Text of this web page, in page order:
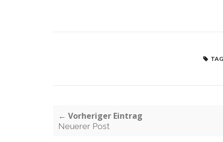
← Vorheriger Eintrag
Neuerer Post